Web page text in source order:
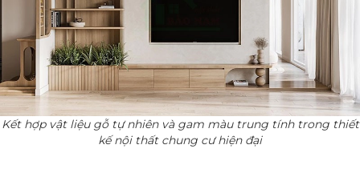
Kết hợp vật liệu gỗ tự nhiên và gam màu trung tính trong thiết
kế nội thất chung cư hiện đại